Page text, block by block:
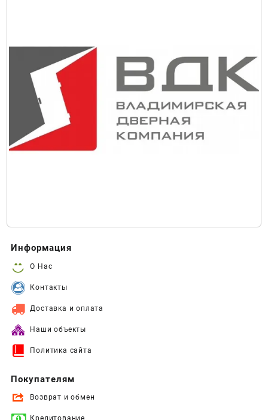
Информация
О Нас
Контакты
Доставка и оплата
Наши объекты
Политика сайта
Покупателям
Возврат и обмен
Кредитование